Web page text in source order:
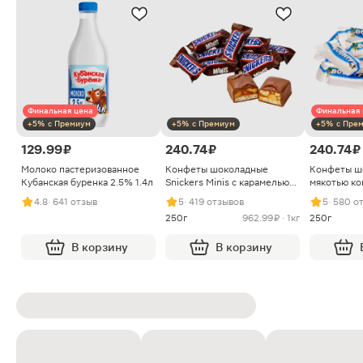
Финальная цена
+5% с Премиум
129.99 ₽
Молоко пастеризованное
Кубанская буренка 2.5% 1.4л
4.8· 641 отзыв
В корзину
+5% с Премиум
240.74 ₽
Конфеты шоколадные
Snickers Minis с карамелью
арахисом и нугой
5· 419 отзывов
250г
962.99 ₽ · 1кг
В корзину
Финальная
+5% с
240.74 ₽
Конфеты
мякотью
5· 580
250г